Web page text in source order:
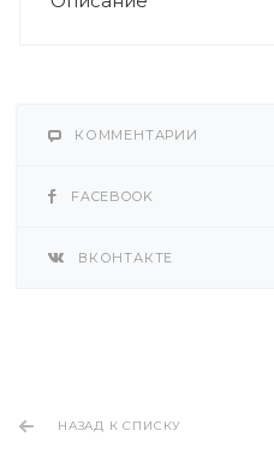
КОММЕНТАРИИ
FACEBOOK
ВКОНТАКТЕ
НАЗАД К СПИСКУ